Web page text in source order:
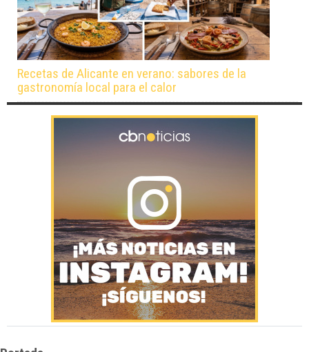
Recetas de Alicante en verano: sabores de la
gastronomía local para el calor